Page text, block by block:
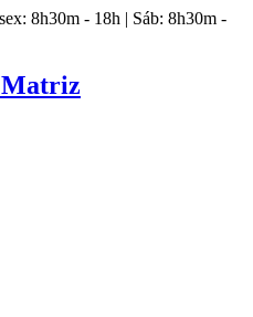
8h30m - 18h | Sáb: 8h30m -
Matriz